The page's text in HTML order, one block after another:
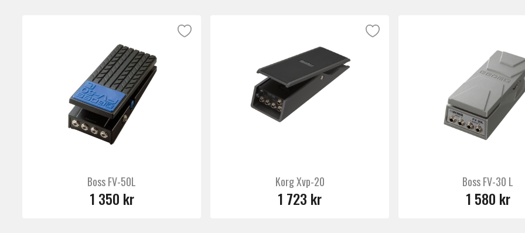
Boss FV-50L
1 350 kr
Korg Xvp-20
1 723 kr
Boss FV-30 L
1 580 kr